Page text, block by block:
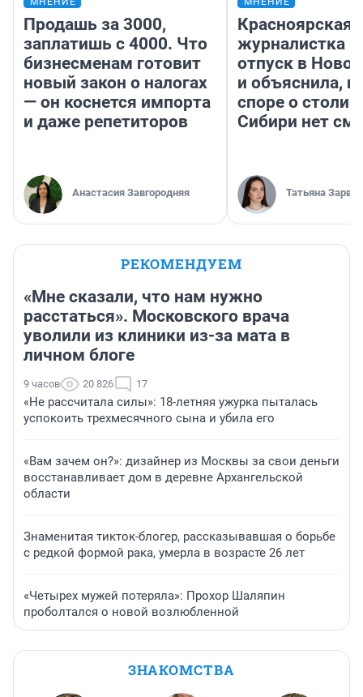
Продашь за 3000,
заплатишь с 4000. Что
бизнесменам готовит
новый закон о налогах
— он коснется импорта
и даже репетиторов
Анастасия Завгородняя
Красноярская
журналистка
отпуск в
и объяснила,
споре о
Сибири нет
Татьяна Зарва
РЕКОМЕНДУЕМ
«Мне сказали, что нам нужно
расстаться». Московского врача
уволили из клиники из-за мата в
личном блоге
9 часов 20 826 17
«Не рассчитала силы»: 18-летняя ужурка пыталась
успокоить трехмесячного сына и убила его
«Вам зачем он?»: дизайнер из Москвы за свои деньги
восстанавливает дом в деревне Архангельской
области
Знаменитая тикток-блогер, рассказывавшая о борьбе
с редкой формой рака, умерла в возрасте 26 лет
«Четырех мужей потеряла»: Прохор Шаляпин
проболтался о новой возлюбленной
ЗНАКОМСТВА